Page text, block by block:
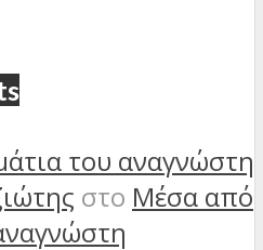
του αναγνώστη
στο Μέσα από